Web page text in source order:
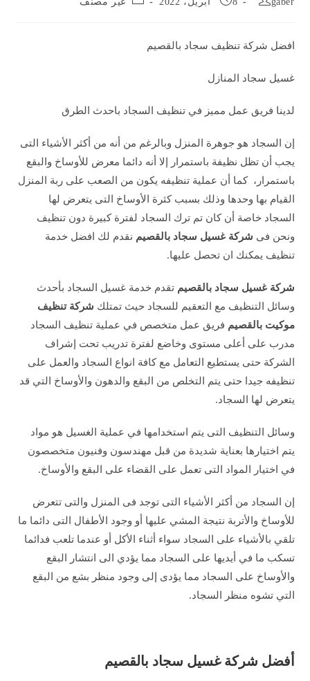
افضل شركة تنظيف سجاد بالقصيم
غسيل سجاد المنازل
لدينا فريق عمل مميز في تنظيف السجاد باحدث الطرق
إن السجاد هو جوهرة المنزل وبالرغم من أنه من أكثر الأشياء التى
يجب أن تظل نظيفة باستمرار إلا أنه دائما معرض للأوساخ والبقع
باستمرار، كما أن عملية تنظيفه يكون من الصعب على ربة المنزل
القيام بها وحدها وذلك بسبب كثرة الأوساخ التى يتعرض لها
السجاد خاصة أن كان تم ترك السجاد لفترة كبيرة دون تنظيف
ونحن فى شركة غسيل سجاد بالقصيم نقدم لك افضل خدمة
تنظيف يمكنك ان تحصل عليها.
شركة غسيل سجاد بالقصيم تقدم خدمة غسيل السجاد بأحدث
وسائل التنظيف مع التعقيم للسجاد حيث تمتلك شركة تنظيف
موكيت بالقصيم فريق عمل متخصص في عملية تنظيف السجاد
مدرب على أعلى مستوى وخاضع لفترة تدريب تحت إشراف
الشركة حتى يستطيع التعامل مع كافة انواع السجاد والعمل على
تنظيفه جيدا حتى يتم التخلص من البقع والدهون والأوساخ التي قد
يتعرض لها السجاد.
وسائل التنظيف التى يتم استخدامها في عملية الغسيل هو مواد
يتم اختيارها بعناية شديدة من قبل مهندسون وفنيون متخصصون
في اختيار المواد التى تعمل على القضاء على البقع والأوساخ.
إن السجاد من أكثر الأشياء التى توجد فى المنزل والتى تتعرض
للأوساخ والأتربة نتيجة المشي عليها أو وجود الأطفال التى دائما ما
تلقي بالأشياء على السجاد سواء أثناء الأكل أو عندما تلعب فدائما
تسكب ما في أيديها على السجاد مما يؤدي الى انتشار البقع
والأوساخ على السجاد مما يؤدى إلى وجود منظر بشع من البقع
التي تشوه منظر السجاد.
أفضل شركة غسيل سجاد بالقصيم